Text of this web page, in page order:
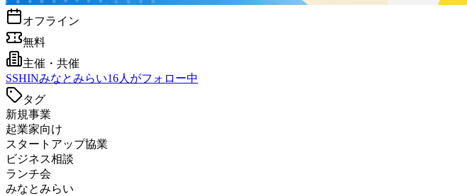
オフライン
無料
主催・共催
SSHINみなとみらい16人がフォロー中
タグ
新規事業
起業家向け
スタートアップ協業
ビジネス相談
ランチ会
みなとみらい